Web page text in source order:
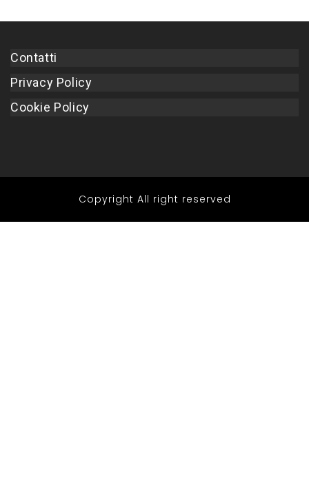
Contatti
Privacy Policy
Cookie Policy
Copyright All right reserved